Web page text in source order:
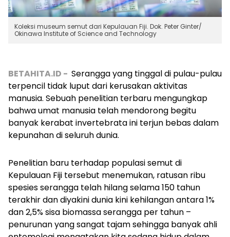
Koleksi museum semut dari Kepulauan Fiji. Dok. Peter Ginter/
Okinawa Institute of Science and Technology
BETAHITA.ID - Serangga yang tinggal di pulau-pulau
terpencil tidak luput dari kerusakan aktivitas
manusia. Sebuah penelitian terbaru mengungkap
bahwa umat manusia telah mendorong begitu
banyak kerabat invertebrata ini terjun bebas dalam
kepunahan di seluruh dunia.
Penelitian baru terhadap populasi semut di
Kepulauan Fiji tersebut menemukan, ratusan ribu
spesies serangga telah hilang selama 150 tahun
terakhir dan diyakini dunia kini kehilangan antara 1%
dan 2,5% sisa biomassa serangga per tahun –
penurunan yang sangat tajam sehingga banyak ahli